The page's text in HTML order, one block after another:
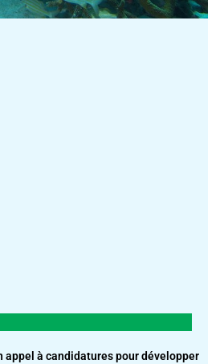
appel à candidatures pour développer